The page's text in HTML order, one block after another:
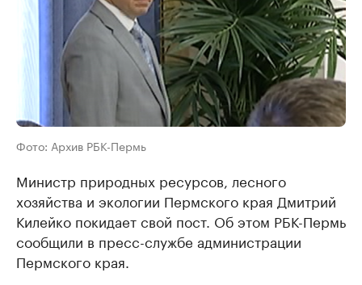
Фото: Архив РБК-Пермь
Министр природных ресурсов, лесного
хозяйства и экологии Пермского края Дмитрий
Килейко покидает свой пост. Об этом РБК-Пермь
сообщили в пресс-службе администрации
Пермского края.